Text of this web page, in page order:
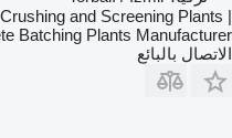
and Screening Plants |
Batching Plants Manufacturer
الاتصال بالبائع